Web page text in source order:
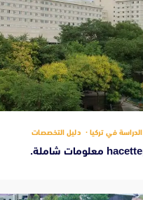
الدراسة في تركيا دليل التخصصات